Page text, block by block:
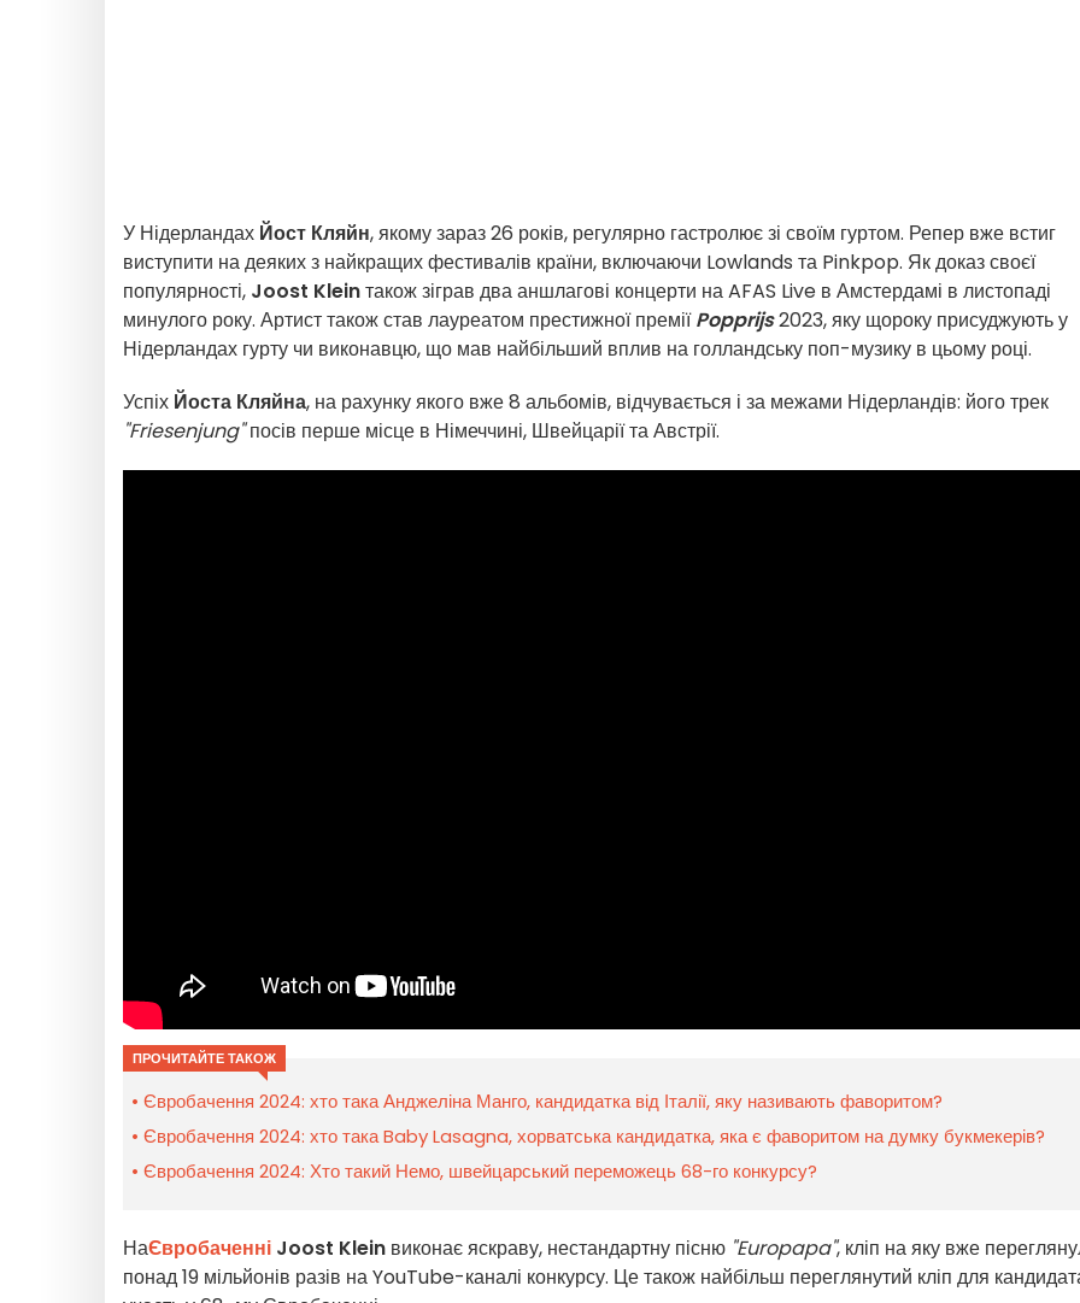
У Нідерландах Йост Кляйн, якому зараз 26 років, регулярно гастролює зі своїм гуртом. Репер вже встиг
виступити на деяких з найкращих фестивалів країни, включаючи Lowlands та Pinkpop. Як доказ своєї
популярності, Joost Kleinтакож зіграв два аншлагові концерти на AFAS Live в Амстердамі в листопаді
минулого року. Артист також став лауреатом престижної преміїPopprijs2023, яку щороку присуджують у
Нідерландах гурту чи виконавцю, що мав найбільший вплив на голландську поп-музику в цьому році.
Успіх Йоста Кляйна, на рахунку якого вже 8 альбомів, відчувається і за межами Нідерландів: його трек
"Friesenjung"посів перше місце в Німеччині, Швейцарії та Австрії.
ПРОЧИТАЙТЕ ТАКОЖ
Євробачення 2024: хто така Анджеліна Манго, кандидатка від Італії, яку називають фаворитом?
Євробачення 2024: хто така Baby Lasagna, хорватська кандидатка, яка є фаворитом на думку букмекерів?
Євробачення 2024: Хто такий Немо, швейцарський переможець 68-го конкурсу?
НаЄвробаченні Joost Klein виконає яскраву, нестандартну пісню "Europapa", кліп на яку вже
понад 19 мільйонів разів на YouTube-каналі конкурсу. Це також найбільш переглянутий кліп для